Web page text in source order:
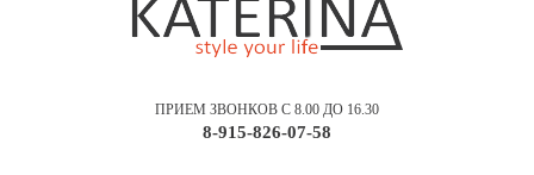
ПРИЕМ ЗВОНКОВ С 8.00 ДО 16.30
8-915-826-07-58